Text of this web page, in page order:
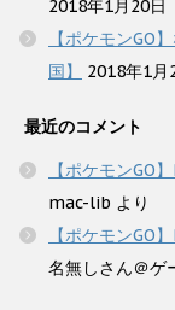
2018年1月20日
【ポケモンGO
国】
2018年1月
最近のコメント
【ポケモンGO
mac-lib より
【ポケモンGO
名無しさん＠ゲ